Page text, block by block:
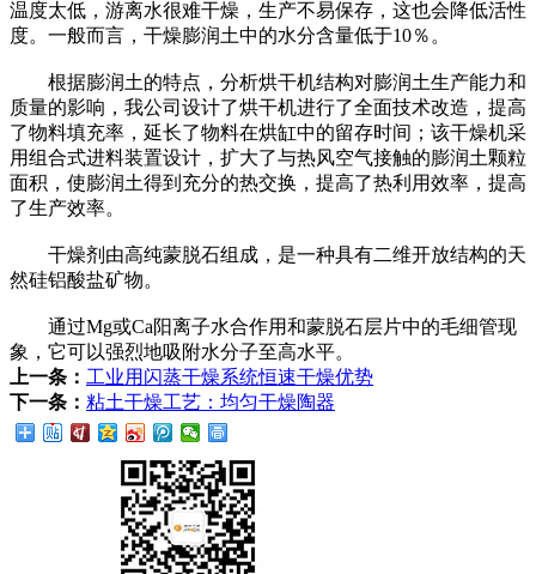
温度太低，游离水很难干燥，生产不易保存，这也会降低活性
度。一般而言，干燥膨润土中的水分含量低于10％。
根据膨润土的特点，分析烘干机结构对膨润土生产能力和
质量的影响，我公司设计了烘干机进行了全面技术改造，提高
了物料填充率，延长了物料在烘缸中的留存时间；该干燥机采
用组合式进料装置设计，扩大了与热风空气接触的膨润土颗粒
面积，使膨润土得到充分的热交换，提高了热利用效率，提高
了生产效率。
干燥剂由高纯蒙脱石组成，是一种具有二维开放结构的天
然硅铝酸盐矿物。
通过Mg或Ca阳离子水合作用和蒙脱石层片中的毛细管现
象，它可以强烈地吸附水分子至高水平。
上一条： 工业用闪蒸干燥系统恒速干燥优势
下一条： 粘土干燥工艺：均匀干燥陶器